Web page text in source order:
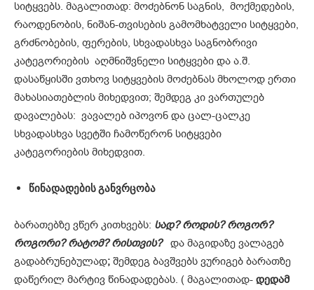
სიტყვებს. მაგალითად: მოძებნონ საგნის, მოქმედების,
რაოდენობის, ნიშან-თვისების გამომხატველი სიტყვები,
გრძნობების, ფერების, სხვადასხვა საგნობრივი
კატეგორიების აღმნიშვნელი სიტყვები და ა.შ.
დასაწყისში ვთხოვ სიტყვების მოძებნას მხოლოდ ერთი
მახასიათებლის მიხედვით; შემდეგ კი ვართულებ
დავალებას: ვავალებ იპოვონ და ცალ-ცალკე
სხვადასხვა სვეტში ჩამოწერონ სიტყვები
კატეგორიების მიხედვით.
წინადადებისგანვრცობა
ბარათებზე ვწერ კითხვებს: სად?როდის?როგორ?
როგორი?რატომ?რისთვის? და მაგიდაზე ვალაგებ
გადაბრუნებულად; შემდეგ ბავშვებს ვურიგებ ბარათზე
დაწერილ მარტივ წინადადებას. ( მაგალითად- დედამ